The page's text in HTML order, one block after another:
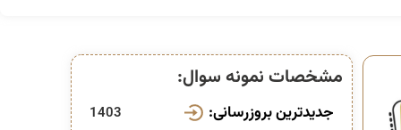
مشخصات نمونه سوال:
جدیدترین بروزرسانی: 1403